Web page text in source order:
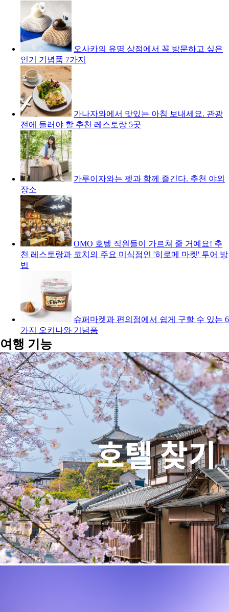
오사카의 유명 상점에서 꼭 방문하고 싶은
인기 기념품 7가지
가나자와에서 맛있는 아침 보내세요. 관광
전에 들러야 할 추천 레스토랑 5곳
가루이자와는 펫과 함께 즐긴다. 추천 야외
장소
OMO 호텔 직원들이 가르쳐 줄 거예요! 추
천 레스토랑과 코치의 주요 미식점인 '히로메 마켓' 투어 방
법
슈퍼마켓과 편의점에서 쉽게 구할 수 있는 6
가지 오키나와 기념품
여행 기능